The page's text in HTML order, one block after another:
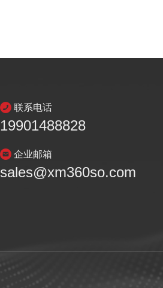
联系电话
19901488828
企业邮箱
sales@xm360so.com